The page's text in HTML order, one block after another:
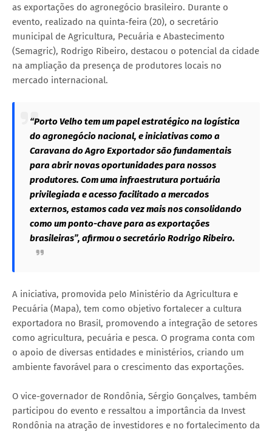
as exportações do agronegócio brasileiro. Durante o
evento, realizado na quinta-feira (20), o secretário
municipal de Agricultura, Pecuária e Abastecimento
(Semagric), Rodrigo Ribeiro, destacou o potencial da cidade
na ampliação da presença de produtores locais no
mercado internacional.
“Porto Velho tem um papel estratégico na logística
do agronegócio nacional, e iniciativas como a
Caravana do Agro Exportador são fundamentais
para abrir novas oportunidades para nossos
produtores. Com uma infraestrutura portuária
privilegiada e acesso facilitado a mercados
externos, estamos cada vez mais nos consolidando
como um ponto-chave para as exportações
brasileiras”, afirmou o secretário Rodrigo Ribeiro.
A iniciativa, promovida pelo Ministério da Agricultura e
Pecuária (Mapa), tem como objetivo fortalecer a cultura
exportadora no Brasil, promovendo a integração de setores
como agricultura, pecuária e pesca. O programa conta com
o apoio de diversas entidades e ministérios, criando um
ambiente favorável para o crescimento das exportações.
O vice-governador de Rondônia, Sérgio Gonçalves, também
participou do evento e ressaltou a importância da Invest
Rondônia na atração de investidores e no fortalecimento da